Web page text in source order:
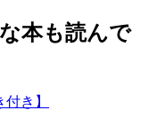
本も読んで